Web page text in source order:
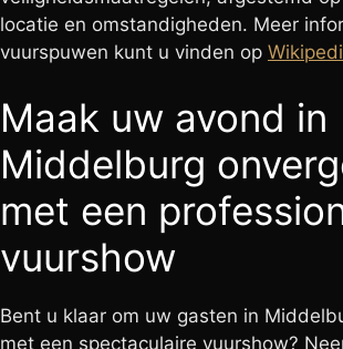
locatie en omstandigheden. Meer
vuurspuwen kunt u vinden op
Maak uw avond in
Middelburg
met een
vuurshow
Bent u klaar om uw gasten in
met een spectaculaire vuurshow?